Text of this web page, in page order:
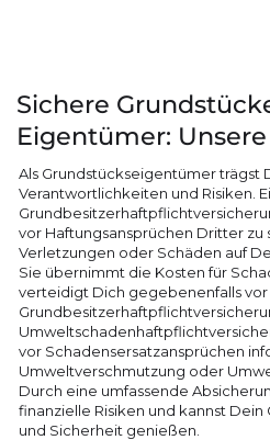
Sichere
Eigentümer:
Als Grundstückseigentümer trägst
Verantwortlichkeiten und Risiken.
vor Haftungsansprüchen Dritter zu
Verletzungen oder Schäden auf
Sie übernimmt die Kosten für
verteidigt Dich gegebenenfalls vor
vor Schadensersatzansprüchen
Umweltverschmutzung oder
Durch eine umfassende
finanzielle Risiken und kannst
und Sicherheit genießen.